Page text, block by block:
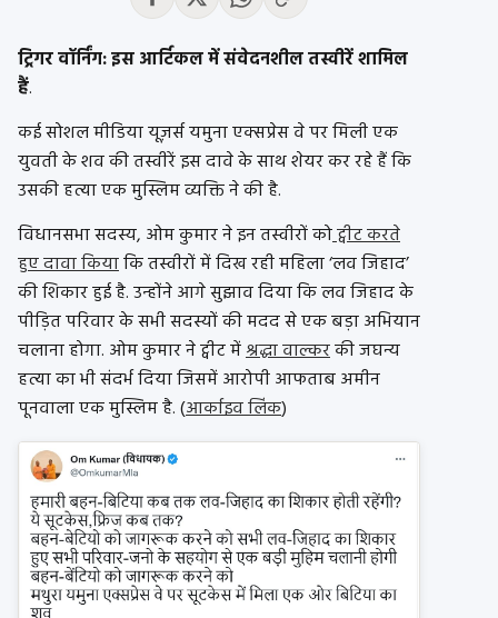
ट्रिगर वॉर्निंग: इस आर्टिकल में संवेदनशील तस्वीरें शामिल
हैं.
कई सोशल मीडिया यूज़र्स यमुना एक्सप्रेस वे पर मिली एक
युवती के शव की तस्वीरें इस दावे के साथ शेयर कर रहे हैं कि
उसकी हत्या एक मुस्लिम व्यक्ति ने की है.
विधानसभा सदस्य, ओम कुमार ने इन तस्वीरों कोट्वीट करते
हुए दावा कियाकि तस्वीरों में दिख रही महिला ‘लव जिहाद’
की शिकार हुई है. उन्होंने आगे सुझाव दिया कि लव जिहाद के
पीड़ित परिवार के सभी सदस्यों की मदद से एक बड़ा अभियान
चलाना होगा. ओम कुमार ने ट्वीट मेंश्रद्धा वाल्करकी जघन्य
हत्या का भी संदर्भ दिया जिसमें आरोपी आफताब अमीन
पूनवाला एक मुस्लिम है. (आर्काइव लिंक)